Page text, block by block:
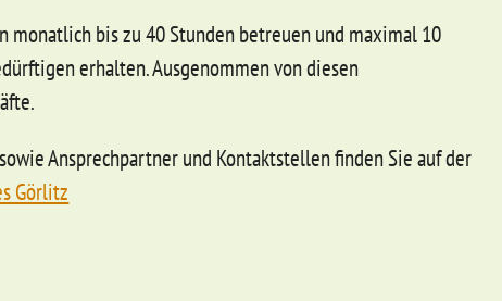
monatlich bis zu 40 Stunden betreuen und maximal 10
erhalten. Ausgenommen von diesen
Ansprechpartner und Kontaktstellen finden Sie auf der
Görlitz